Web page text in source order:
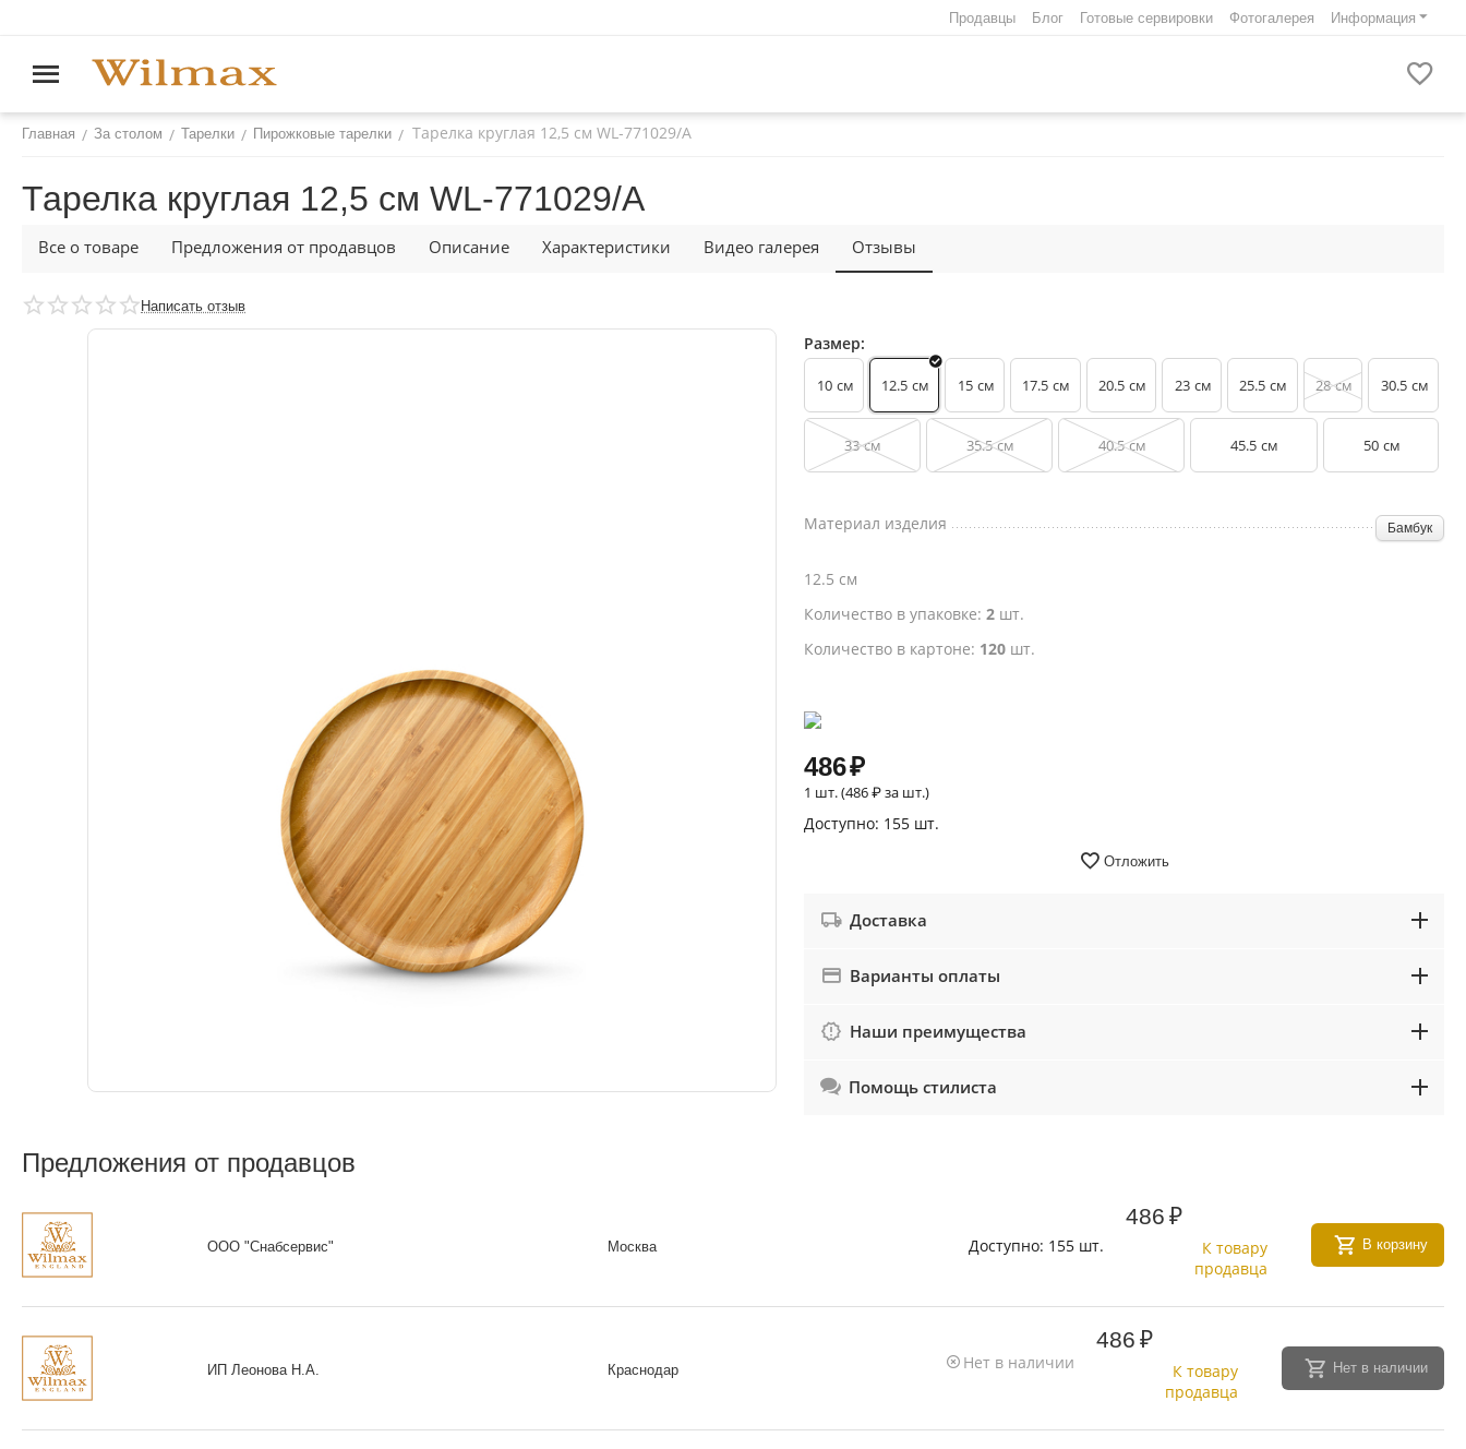
Продавцы Блог Готовые сервировки Фотогалерея Информация
Главная / За столом / Тарелки / Пирожковые тарелки / Тарелка круглая 12,5 см WL‑771029/A
Тарелка круглая 12,5 см WL‑771029/A
Все о товаре Предложения от продавцов Описание Характеристики Видео галерея Отзывы
Написать отзыв
Размер:
10 см 12.5 см 15 см 17.5 см 20.5 см 23 см 25.5 см 28см 30.5 см
33см 35.5см 40.5см 45.5 см 50 см
Материал изделия Бамбук
12.5 см
Количество в упаковке:2 шт.
Количество в картоне: 120 шт.
486₽
1 шт. (486₽за шт.)
Доступно: 155 шт.
Отложить
Доставка
Варианты оплаты
Наши преимущества
Помощь стилиста
Предложения от продавцов
ООО "Снабсервис" Москва Доступно: 155 шт.
486 ₽
К товару
продавца
В корзину
ИП Леонова Н.А. Краснодар Нет в наличии
486 ₽
К товару
продавца
Нет в наличии